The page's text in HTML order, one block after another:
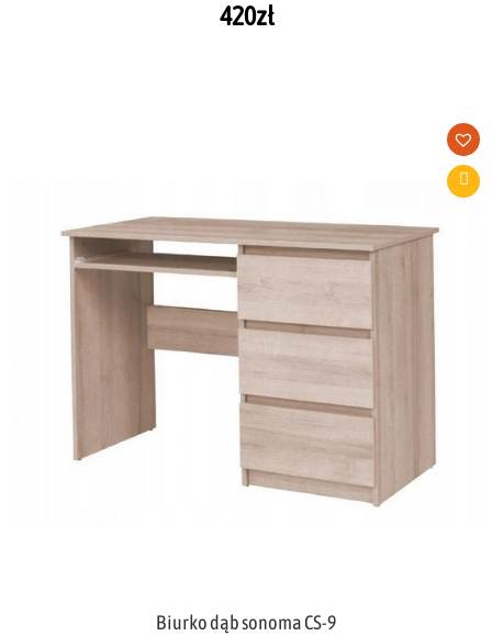
420zł
Biurko dąb sonoma CS-9